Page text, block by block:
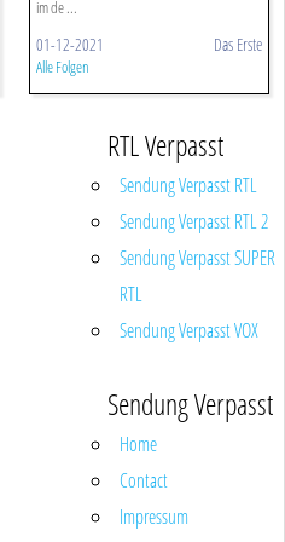
im de ...
01-12-2021 Das Erste
Alle Folgen
RTL Verpasst
Sendung Verpasst RTL
Sendung Verpasst RTL 2
Sendung Verpasst SUPER
RTL
Sendung Verpasst VOX
Sendung Verpasst
Home
Contact
Impressum